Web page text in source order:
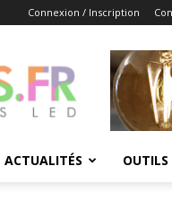
Connexion / Inscription
ACTUALITÉS OUTILS